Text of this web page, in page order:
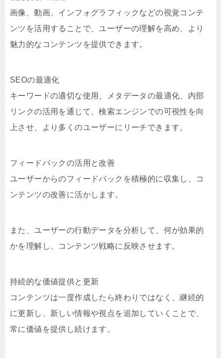
画像、動画、インフォグラフィックなどの視覚コンテ
ンツを活用することで、ユーザーの理解を高め、より
魅力的なコンテンツを提供できます。
SEOの最適化
キーワードの適切な使用、メタデータの最適化、内部
リンクの活用を通じて、検索エンジンでの可視性を向
上させ、より多くのユーザーにリーチできます。
フィードバックの活用と改善
ユーザーからのフィードバックを積極的に収集し、コ
ンテンツの改善に活かします。
また、ユーザーの行動データを分析して、何が効果的
かを理解し、コンテンツ戦略に反映させます。
持続的な価値提供と更新
コンテンツは一度作成したら終わりではなく、継続的
に更新し、新しい情報や視点を追加していくことで、
常に価値を提供し続けます。